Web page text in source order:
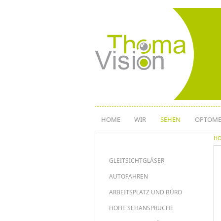
HOME WIR SEHEN
GLEITSICHTGLÄSER
AUTOFAHREN
ARBEITSPLATZ UND BÜRO
HOHE SEHANSPRÜCHE